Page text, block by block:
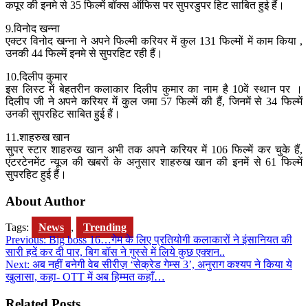
कपूर की इनमे से 35 फिल्में बॉक्स ऑफिस पर सुपरडुपर हिट साबित हुई हैं।
9.विनोद खन्ना
एक्टर विनोद खन्ना ने अपने फिल्मी करियर में कुल 131 फिल्मों में काम किया ,
उनकी 44 फिल्में इनमे से सुपरहिट रही हैं।
10.दिलीप कुमार
इस लिस्ट में बेहतरीन कलाकार दिलीप कुमार का नाम है 10वें स्थान पर ।
दिलीप जी ने अपने करियर में कुल जमा 57 फिल्में की हैं, जिनमें से 34 फिल्में
उनकी सुपरहिट साबित हुई हैं।
11.शाहरुख खान
सुपर स्टार शाहरुख खान अभी तक अपने करियर में 106 फिल्में कर चुके हैं,
एंटरटेनमेंट न्यूज की खबरों के अनुसार शाहरुख खान की इनमें से 61 फिल्में
सुपरहिट हुई हैं।
About Author
Tags: News , Trending
Post
navigation
Previous:Big boss 16…गेम के लिए प्रतियोगी कलाकारों ने इंसानियत की
सारी हदें कर दी पार, बिग बॉस ने गुस्से में लिये कुछ एक्शन..
Next: अब नहीं बनेगी वेब सीरीज़ ‘सेक्रेड गेम्स 3’, अनुराग कश्यप ने किया ये
खुलासा, कहा- OTT में अब हिम्मत कहाँ…